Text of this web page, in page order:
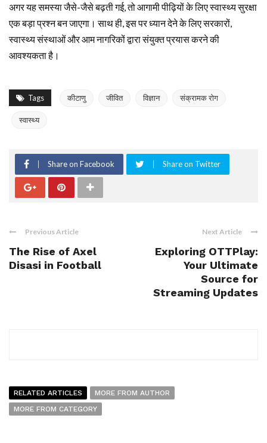
अगर यह समस्या जैसे-जैसे बढ़ती गई, तो आगामी पीढ़ियों के लिए स्वास्थ्य सुरक्षा
एक बड़ा प्रश्न बन जाएगा। साथ ही, इस पर ध्यान देने के लिए सरकारों,
स्वास्थ्य संस्थाओं और आम नागरिकों द्वारा संयुक्त प्रयास करने की
आवश्यकता है।
Tags कीटाणु जीवित विज्ञान संक्रामक रोग
स्वास्थ्य
Share on Facebook Share on Twitter
Previous Article
The Rise of Axel
Disasi in Football
Next Article
Exploring OTTPlay:
Your Ultimate
Source for
Streaming Updates
RELATED ARTICLES
MORE FROM AUTHOR
MORE FROM CATEGORY